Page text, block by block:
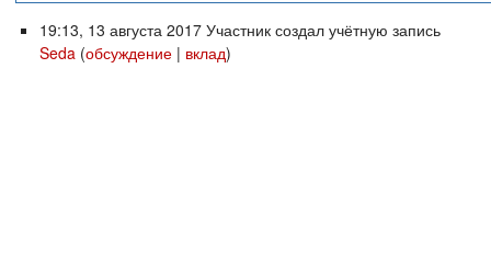
19:13, 13 августа 2017 Участник создал учётную запись
Seda (обсуждение | вклад)